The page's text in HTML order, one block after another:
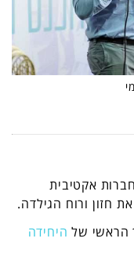
אקטיבית
חזון ורוח הגילדה.
היחידה